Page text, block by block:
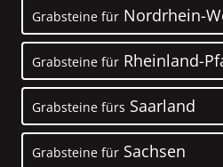
Grabsteine für Nordrhein-
Grabsteine für Rheinland-
Grabsteine fürs Saarland
Grabsteine für Sachsen